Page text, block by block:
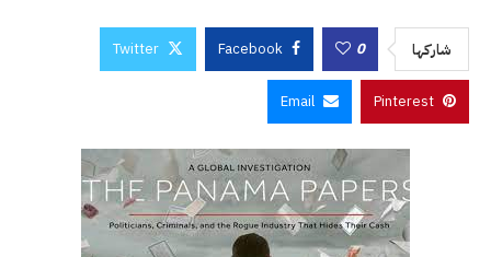
شاركها 0
Facebook
Twitter
Pinterest
Email